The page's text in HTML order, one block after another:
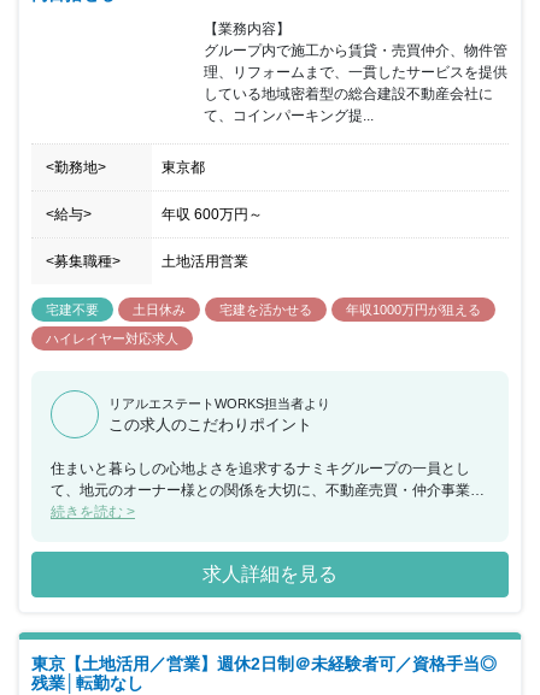
【業務内容】
グループ内で施工から賃貸・売買仲介、物件管
理、リフォームまで、一貫したサービスを提供
している地域密着型の総合建設不動産会社に
て、コインパーキング提...
<勤務地> 東京都
<給与> 年収 600万円 ～
<募集職種> 土地活用営業
宅建不要 土日休み 宅建を活かせる
年収1000万円が狙える
ハイレイヤー対応求人
リアルエステートWORKS担当者より
この求人のこだわりポイント
住まいと暮らしの心地よさを追求するナミキグループの一員とし
て、地元のオーナー様との関係を大切に、不動産売買・仲介事業を
展開してまいりました。グループの幅広いネットワークをいかし、
のひとつです。同時に、同社で働く一人ひとりが、ご相談者様のニ
ーズにいつでもお応えできるように、それぞれのキャリアを自由に
磨くことができ、心地よく働くことができる職場環境の構築にも力
風が吹いています。私たちは、今を新しい価値提案のチャンスとと
らえ、より多くのお客様にご満足いただける、トータルプロフェッ
ショナルカンパニーを目指します。 ■1937年創業。東京都板橋区を
続きを読む >
求人詳細を見る
東京【土地活用／営業】週休2日制＠未経験者可／資格手当◎
残業│転勤なし